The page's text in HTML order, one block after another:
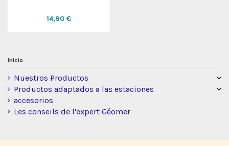
14,90 €
Inicio
Nuestros Productos
Productos adaptados a las estaciones
accesorios
Les conseils de l'expert Géomer